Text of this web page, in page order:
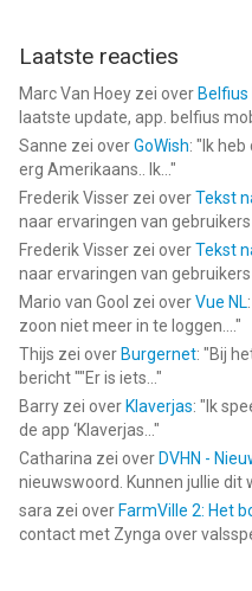
Laatste reacties
Marc Van Hoey zei over
laatste update, app. belfius
Sanne zei overGoWish: " Ik
erg Amerikaans.. Ik... "
Frederik Visser zei overTekst
naar ervaringen van gebruikers
Frederik Visser zei overTekst
naar ervaringen van gebruikers
Mario van Gool zei overVue NL
zoon niet meer in te loggen.... "
Thijs zei over Burgernet: "Bij
bericht ""Er is iets... "
Barry zei over Klaverjas: " Ik
de app ‘Klaverjas... "
Catharina zei over DVHN -
nieuwswoord. Kunnen jullie dit
sara zei over FarmVille 2: Het
contact met Zynga over